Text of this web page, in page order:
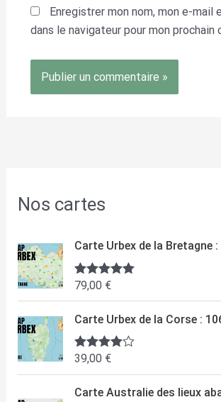
Enregistrer mon nom, mon e-mail
dans le navigateur pour mon prochain
Nos cartes
Carte Urbex de la Bretagne
Note5.00
79,00 €
Carte Urbex de la Corse :
Note4.50
39,00 €
Carte Australie des lieux